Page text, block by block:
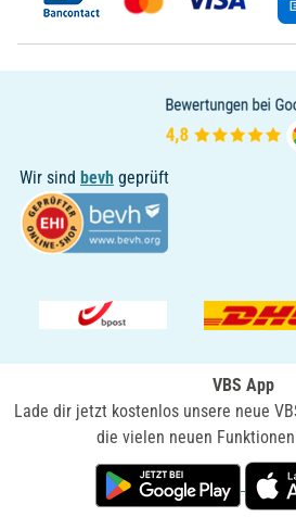
Wir sind bevh geprüft
VBS App
Lade dir jetzt kostenlos unsere neue
die vielen neuen